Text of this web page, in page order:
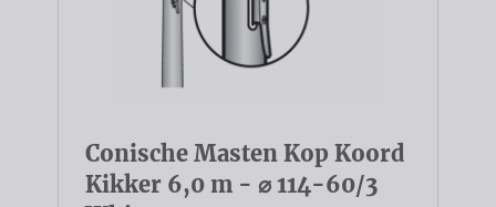
Conische Masten Kop Koord
Kikker 6,0 m - ⌀ 114-60/3